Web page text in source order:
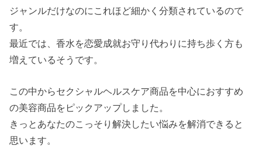
ジャンルだけなのにこれほど細かく分類されているので
す。
最近では、香水を恋愛成就お守り代わりに持ち歩く方も
増えているそうです。
この中からセクシャルヘルスケア商品を中心におすすめ
の美容商品をピックアップしました。
きっとあなたのこっそり解決したい悩みを解消できると
思います。